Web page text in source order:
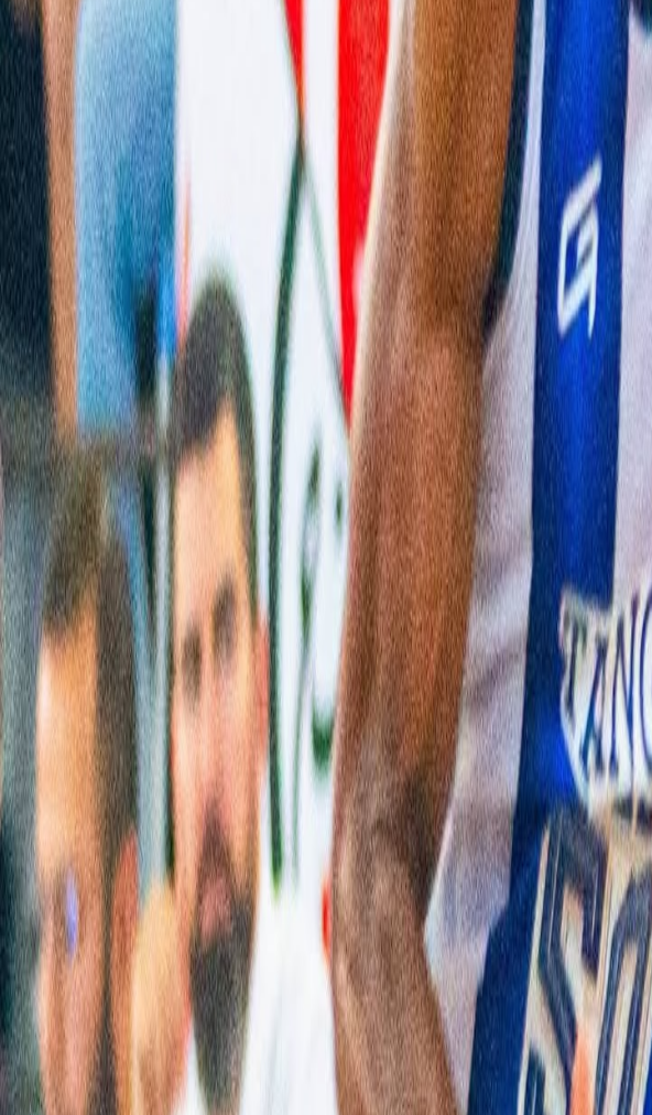
Agora
Culture
Français English Español
S'abonnerConnexion